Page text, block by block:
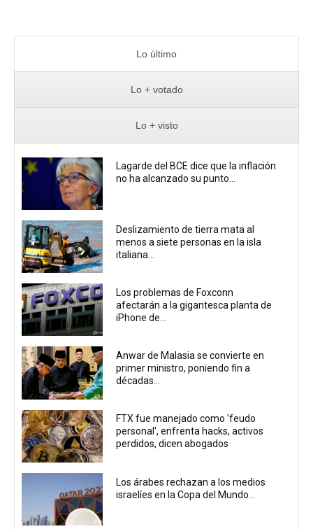
Lo último
Lo + votado
Lo + visto
Lagarde del BCE dice que la inflación
no ha alcanzado su punto...
Deslizamiento de tierra mata al
menos a siete personas en la isla
italiana...
Los problemas de Foxconn
afectarán a la gigantesca planta de
iPhone de...
Anwar de Malasia se convierte en
primer ministro, poniendo fin a
décadas...
FTX fue manejado como 'feudo
personal', enfrenta hacks, activos
perdidos, dicen abogados
Los árabes rechazan a los medios
israelíes en la Copa del Mundo...